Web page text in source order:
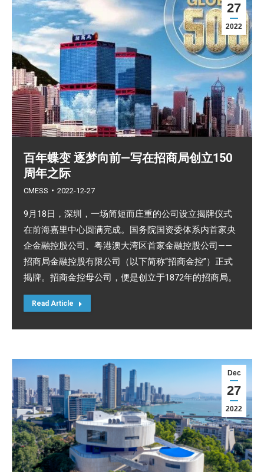
27
2022
百年蝶变 逐梦向前—写在招商局创立150
周年之际
CMESS 2022-12-27
9月18日，深圳，一场简短而庄重的公司设立揭牌仪式
在前海嘉里中心圆满完成。国务院国资委体系内首家央
企金融控股公司、粤港澳大湾区首家金融控股公司——
招商局金融控股有限公司（以下简称“招商金控”）正式
揭牌。招商金控母公司，便是创立于1872年的招商局。
Read Article
Dec
27
2022